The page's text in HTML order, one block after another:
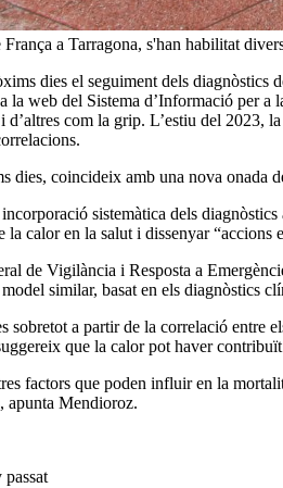
a Tarragona, s'han habilitat
dies el seguiment dels diagnòstics
la web del Sistema d’Informació per
d’altres com la grip. L’estiu del
coincideix amb una nova onada
sistemàtica dels
calor en la salut i dissenyar “accions
de Vigilància i Resposta a
similar, basat en els diagnòstics
sobretot a partir de la correlació entre
que la calor pot haver
factors que poden influir en la
apunta Mendioroz.